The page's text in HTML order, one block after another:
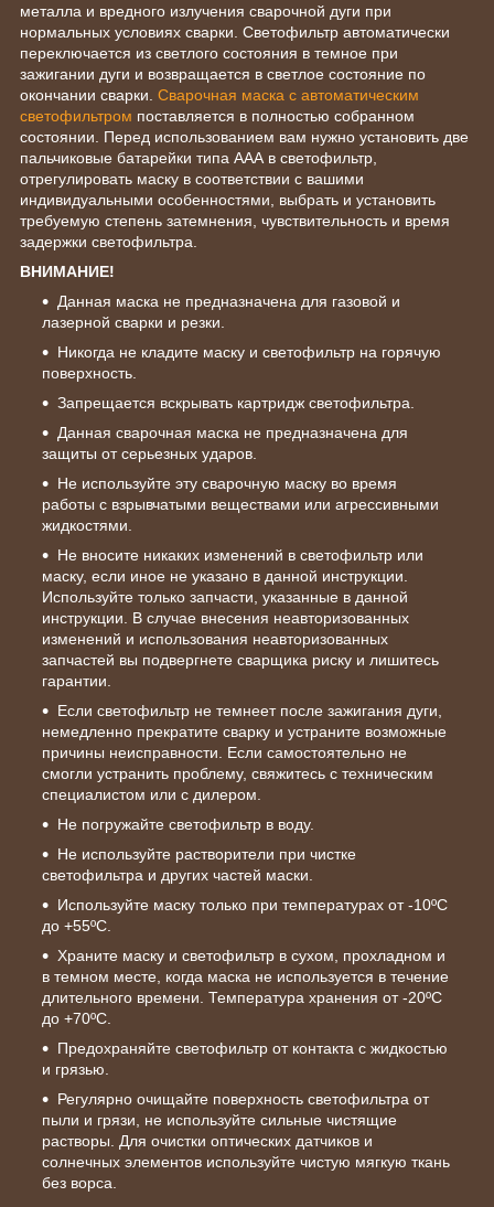
металла и вредного излучения сварочной дуги при
нормальных условиях сварки. Светофильтр автоматически
переключается из светлого состояния в темное при
зажигании дуги и возвращается в светлое состояние по
окончании сварки. Сварочная маска с автоматическим
светофильтром поставляется в полностью собранном
состоянии. Перед использованием вам нужно установить две
пальчиковые батарейки типа ААА в светофильтр,
отрегулировать маску в соответствии с вашими
индивидуальными особенностями, выбрать и установить
требуемую степень затемнения, чувствительность и время
задержки светофильтра.
ВНИМАНИЕ!
Данная маска не предназначена для газовой и
лазерной сварки и резки.
Никогда не кладите маску и светофильтр на горячую
поверхность.
Запрещается вскрывать картридж светофильтра.
Данная сварочная маска не предназначена для
защиты от серьезных ударов.
Не используйте эту сварочную маску во время
работы с взрывчатыми веществами или агрессивными
жидкостями.
Не вносите никаких изменений в светофильтр или
маску, если иное не указано в данной инструкции.
Используйте только запчасти, указанные в данной
инструкции. В случае внесения неавторизованных
изменений и использования неавторизованных
запчастей вы подвергнете сварщика риску и лишитесь
гарантии.
Если светофильтр не темнеет после зажигания дуги,
немедленно прекратите сварку и устраните возможные
причины неисправности. Если самостоятельно не
смогли устранить проблему, свяжитесь с техническим
специалистом или с дилером.
Не погружайте светофильтр в воду.
Не используйте растворители при чистке
светофильтра и других частей маски.
Используйте маску только при температурах от -10ºC
до +55ºC.
Храните маску и светофильтр в сухом, прохладном и
в темном месте, когда маска не используется в течение
длительного времени. Температура хранения от -20ºC
до +70ºC.
Предохраняйте светофильтр от контакта с жидкостью
и грязью.
Регулярно очищайте поверхность светофильтра от
пыли и грязи, не используйте сильные чистящие
растворы. Для очистки оптических датчиков и
солнечных элементов используйте чистую мягкую ткань
без ворса.